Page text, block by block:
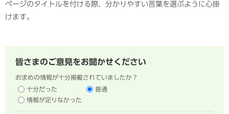
ページのタイトルを付ける際、分かりやすい言葉を選ぶように心掛
けます。
皆さまのご意見をお聞かせください
お求めの情報が十分掲載されていましたか？
十分だった
普通
情報が足りなかった